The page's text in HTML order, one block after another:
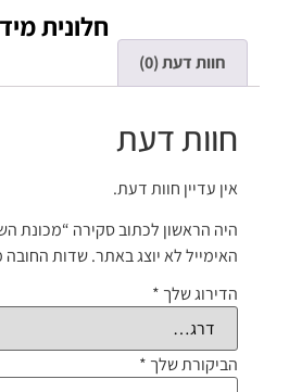
חלונית
חוות דעת (0)
חוות דעת
אין עדיין חוות דעת.
היה הראשון לכתוב סקירה “מכונת
האימייל לא יוצג באתר.שדות החובה
הדירוג שלך *
הביקורת שלך *